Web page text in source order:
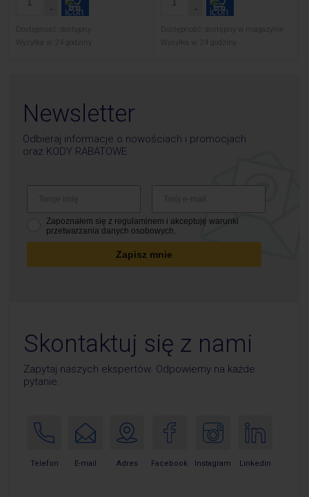
Dostępność:
dostępny
Wysyłka w:
24 godziny
Dostępność:
dostępny w magazynie
Wysyłka w:
24 godziny
Newsletter
Odbieraj informacje o nowościach i promocjach
oraz KODY RABATOWE
Zapoznałem się z regulaminem i akceptuję warunki
przetwarzania danych osobowych.
Zapisz mnie
Skontaktuj się z nami
Zapytaj naszych ekspertów. Odpowiemy na każde
pytanie.
Telefon E-mail Adres Facebook Instagram Linkedin